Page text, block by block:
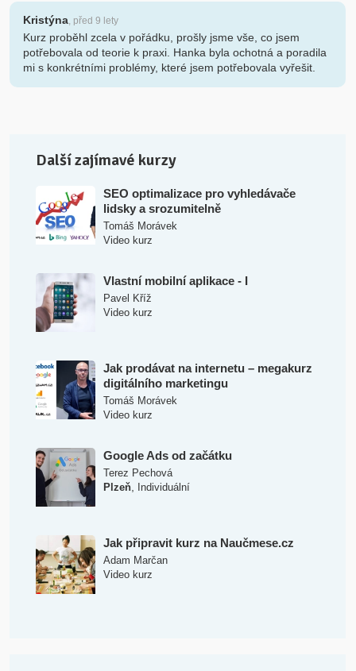
Kristýna, před 9 lety
Kurz proběhl zcela v pořádku, prošly jsme vše, co jsem
potřebovala od teorie k praxi. Hanka byla ochotná a poradila
mi s konkrétními problémy, které jsem potřebovala vyřešit.
Další zajímavé kurzy
SEO optimalizace pro vyhledávače
lidsky a srozumitelně
Tomáš Morávek
Video kurz
Vlastní mobilní aplikace - I
Pavel Kříž
Video kurz
Jak prodávat na internetu – megakurz
digitálního marketingu
Tomáš Morávek
Video kurz
Google Ads od začátku
Terez Pechová
Plzeň, Individuální
Jak připravit kurz na Naučmese.cz
Adam Marčan
Video kurz